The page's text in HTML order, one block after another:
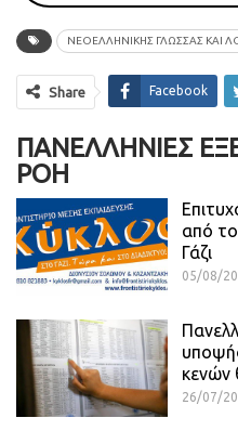
ΝΕΟΕΛΛΗΝΙΚΉΣ ΓΛΏΣΣΑΣ ΚΑΙ
Share Facebook
ΠΑΝΕΛΛΉΝΙΕΣ
ΡΟΗ
από
Γάζι
05/08/
κενών
26/07/